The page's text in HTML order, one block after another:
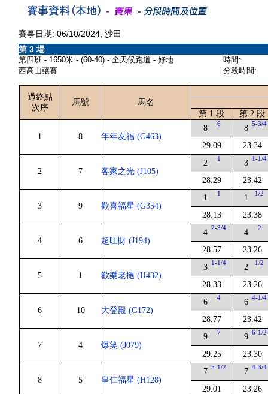
賽事日期: 06/10/2024, 沙田
第 3 場
第四班 - 1650米 - (60-40) - 全天候跑道 - 好地
西高山讓賽
時間:
分段時間:
過終點
次序
馬號
馬名
第 1 段
第 2 段
1 8 年年友福 (G463)
8 6
29.09
8 5-3/4
23.34
2 7 客家之光 (J105)
2 1
28.29
3 1-1/4
23.42
3 9 歡喜福星 (G354)
1 1
28.13
1 1/2
23.38
4 6 超旺財 (J194)
4 2-3/4
28.57
4 2
23.26
5 1 歡樂老撾 (H432)
3 1-1/4
28.33
2 1/2
23.26
6 10 大登殿 (G172)
6 4
28.77
6 4-1/4
23.42
7 4 爆笑 (J079)
9 7
29.25
9 6-1/2
23.30
8 5 皇仁福星 (H128)
7 5-1/2
29.01
7 4-3/4
23.26